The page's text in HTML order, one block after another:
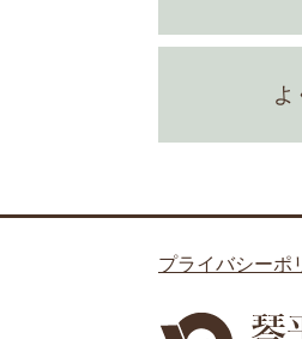
よ
プライバシーポ